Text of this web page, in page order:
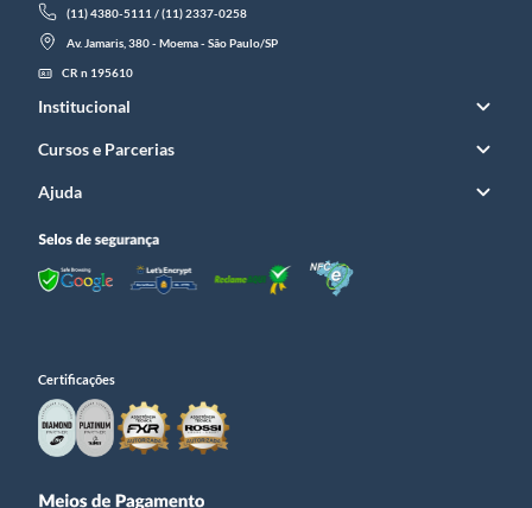
(11) 4380-5111 / (11) 2337-0258
Av. Jamaris, 380 - Moema - São Paulo/SP
CR n 195610
Institucional
Cursos e Parcerias
Ajuda
Certificações